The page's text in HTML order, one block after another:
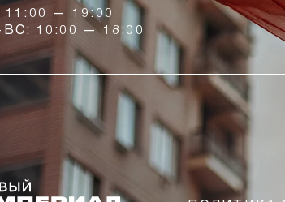
11:00 — 19:00
10:00 — 18:00